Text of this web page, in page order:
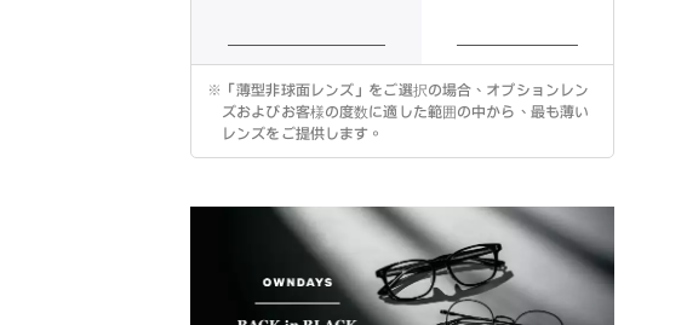
※
「薄型非球面レンズ」をご選択の場合、オプションレン
ズおよびお客様の度数に適した範囲の中から、最も薄い
レンズをご提供します。